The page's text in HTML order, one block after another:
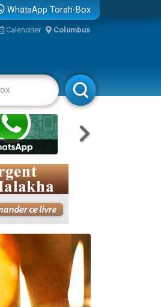
WhatsApp Torah-Box
Calendrier Columbus
Rabbanim